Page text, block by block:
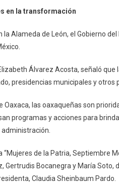
Destaca
De
En
La
en la transformación
Alameda de León, el Gobierno
Álvarez Acosta, señaló
presidencias municipales y otros
Oaxaca, las oaxaqueñas son
programas y acciones para
de la Patria, Septiembre
Gertrudis Bocanegra y María Soto,
Claudia Sheinbaum Pardo.